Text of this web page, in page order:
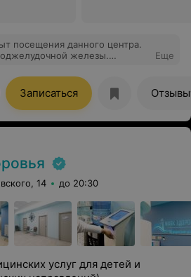
посещения данного центра.
железы.
меня вопросы.
Еще
Записаться Отзывы
14 до 20:30
услуг для детей и